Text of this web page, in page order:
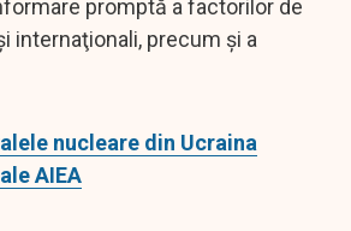
promptă a factorilor de
internaţionali, precum şi a
nucleare din Ucraina
AIEA